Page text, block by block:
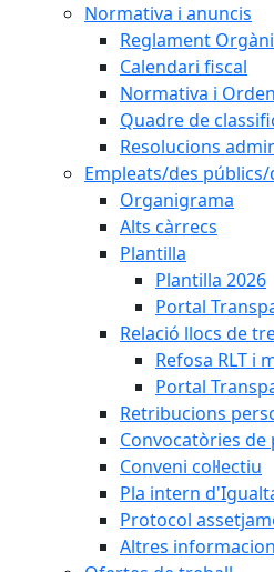
Normativa i anuncis
Reglament
Calendari fiscal
Normativa i
Quadre de
Resolucions
Empleats/des públics/
Organigrama
Alts càrrecs
Plantilla
Plantilla 2026
Portal
Relació llocs de
Refosa RLT i
Portal
Retribucions
Convocatòries de
Conveni col·lectiu
Pla intern
Protocol
Altres